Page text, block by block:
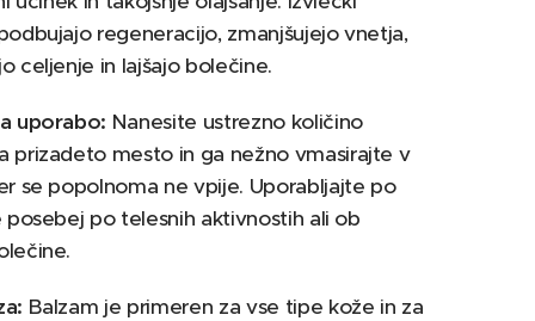
regeneracijo, zmanjšujejo vnetja,
celjenje in lajšajo bolečine.
uporabo: Nanesite ustrezno količino
prizadeto mesto in ga nežno vmasirajte v
se popolnoma ne vpije. Uporabljajte po
posebej po telesnih aktivnostih ali ob
Balzam je primeren za vse tipe kože in za